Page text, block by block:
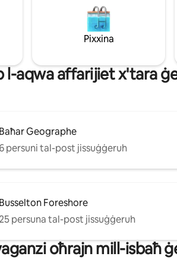
tagħna li tespandi
li toffri dehriet mill-
Delicious minn
inti tista 'qatt tixtieq
Pixxina
l-aqwa affarijiet x'tara
Baħar Geographe
persuni tal-post jissuġġeruh
Busselton Foreshore
persuna tal-post jissuġġeruh
oħrajn mill-isbaħ